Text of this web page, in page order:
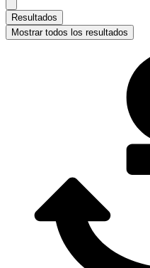
Resultados
Mostrar todos los resultados